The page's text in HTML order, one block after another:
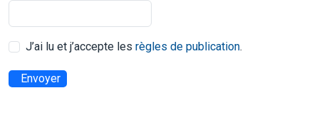
J’ai lu et j’accepte les règles de publication.
Envoyer